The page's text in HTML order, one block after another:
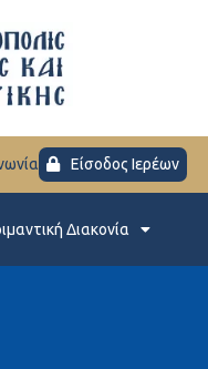
Είσοδος Ιερέων
Διακονία